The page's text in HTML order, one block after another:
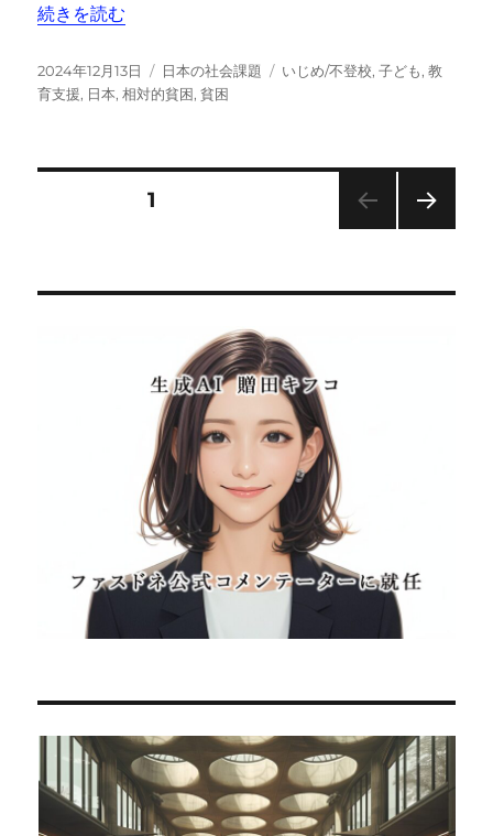
“まさかここまで【困窮家庭】のリアル。現状と課題” の
続きを読む
投
稿
2024年12月13日
カ
テ
日本の社会課題
タ
いじめ/不登校,子ども,教
育支援, 日本,相対的貧困,貧困
の
固定ページ1